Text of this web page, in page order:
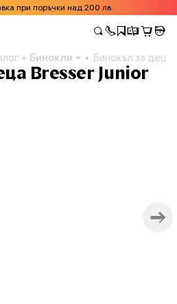
при поръчки над 200 лв.
Бинокли Бинокъл за деца
Bresser Junior